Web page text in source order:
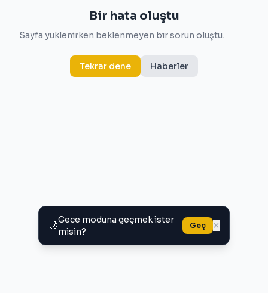
🌙Gece moduna geçmek ister
misin?
Geç ×
Bir hata oluştu
Sayfa yüklenirken beklenmeyen bir sorun oluştu.
Tekrar dene Haberler